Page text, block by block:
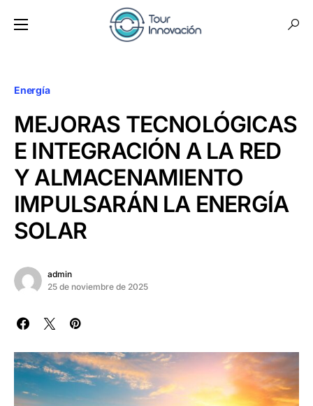
Energía
MEJORAS TECNOLÓGICAS
E INTEGRACIÓN A LA RED
Y ALMACENAMIENTO
IMPULSARÁN LA ENERGÍA
SOLAR
admin
25 de noviembre de 2025